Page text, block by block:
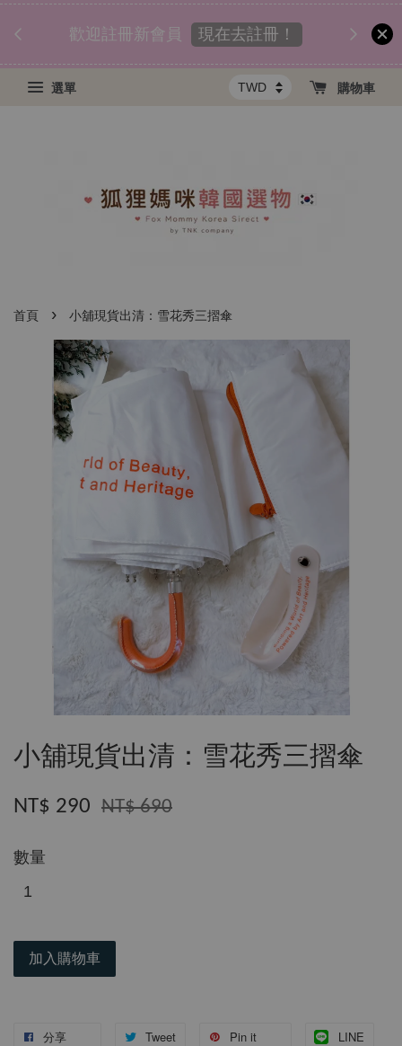
知 歡迎註冊新會員 現在去註冊！
匯款後
選單 購物車
首頁 › 小舖現貨出清：雪花秀三摺傘
小舖現貨出清：雪花秀三摺傘
NT$ 290 NT$ 690
數量
加入購物車
分享 Tweet Pin it LINE